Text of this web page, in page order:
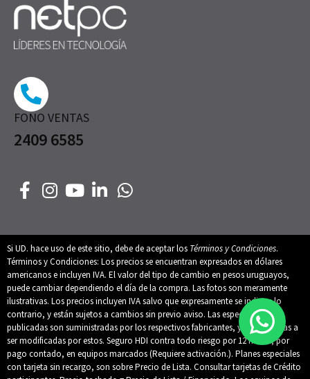
FONO VENTAS
2409 6585
Si UD. hace uso de este sitio, debe de aceptar los Términos y Condiciones.
Términos y Condiciones: Los precios se encuentran expresados en dólares
americanos e incluyen IVA. El valor del tipo de cambio en pesos uruguayos,
puede cambiar dependiendo el día de la compra. Las fotos son meramente
ilustrativas. Los precios incluyen IVA salvo que expresamente se indique lo
contrario, y están sujetos a cambios sin previo aviso. Las especificaciones
publicadas son suministradas por los respectivos fabricantes, y están sujetas a
ser modificadas por estos. Seguro HDI contra todo riesgo por 12 meses, por
pago contado, en equipos marcados (Requiere activación.). Planes especiales
con tarjeta sin recargo, son sobre Precio de Lista. Consultar tarjetas de Crédito